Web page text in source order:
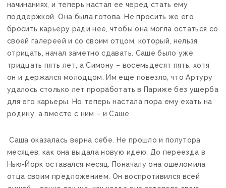
начинаниях, и теперь настал ее черед стать ему
поддержкой. Она была готова. Не просить же его
бросить карьеру ради нее, чтобы она могла остаться со
своей галереей и со своим отцом, который, нельзя
отрицать, начал заметно сдавать. Саше было уже
тридцать пять лет, а Симону – восемьдесят пять, хотя
он и держался молодцом. Им еще повезло, что Артуру
удалось столько лет проработать в Париже без ущерба
для его карьеры. Но теперь настала пора ему ехать на
родину, а вместе с ним – и Саше.
Саша оказалась верна себе. Не прошло и полутора
месяцев, как она выдала новую идею. До переезда в
Нью-Йорк оставался месяц. Поначалу она ошеломила
отца своим предложением. Он воспротивился всей